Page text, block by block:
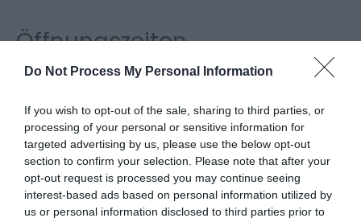
Do Not Process My Personal Information
If you wish to opt-out of the sale, sharing to third parties, or
processing of your personal or sensitive information for
targeted advertising by us, please use the below opt-out
section to confirm your selection. Please note that after your
opt-out request is processed you may continue seeing
interest-based ads based on personal information utilized by
us or personal information disclosed to third parties prior to
Öffnungszeiten